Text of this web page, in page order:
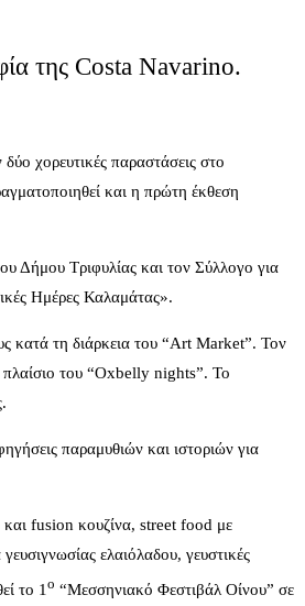
της Costa Navarino.
χορευτικές παραστάσεις στο
και η πρώτη έκθεση
Δήμου Τριφυλίας και τον Σύλλογο για
Ημέρες Καλαμάτας».
κατά τη διάρκεια του “Art Market”. Τον
πλαίσιο του “Oxbelly nights”. Το
παραμυθιών και ιστοριών για
και fusion κουζίνα, street food με
ελαιόλαδου, γευστικές
το 1ο “Μεσσηνιακό Φεστιβάλ Οίνου” σε